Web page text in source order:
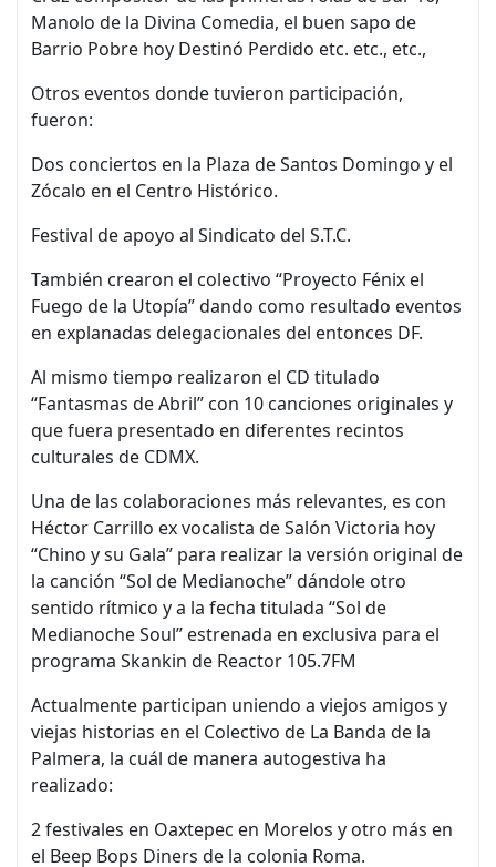
Manolo de la Divina Comedia, el buen sapo de
Barrio Pobre hoy Destinó Perdido etc. etc., etc.,
Otros eventos donde tuvieron participación,
fueron:
Dos conciertos en la Plaza de Santos Domingo y el
Zócalo en el Centro Histórico.
Festival de apoyo al Sindicato del S.T.C.
También crearon el colectivo “Proyecto Fénix el
Fuego de la Utopía” dando como resultado eventos
en explanadas delegacionales del entonces DF.
Al mismo tiempo realizaron el CD titulado
“Fantasmas de Abril” con 10 canciones originales y
que fuera presentado en diferentes recintos
culturales de CDMX.
Una de las colaboraciones más relevantes, es con
Héctor Carrillo ex vocalista de Salón Victoria hoy
“Chino y su Gala” para realizar la versión original de
la canción “Sol de Medianoche” dándole otro
sentido rítmico y a la fecha titulada “Sol de
Medianoche Soul” estrenada en exclusiva para el
programa Skankin de Reactor 105.7FM
Actualmente participan uniendo a viejos amigos y
viejas historias en el Colectivo de La Banda de la
Palmera, la cuál de manera autogestiva ha
realizado:
2 festivales en Oaxtepec en Morelos y otro más en
el Beep Bops Diners de la colonia Roma.